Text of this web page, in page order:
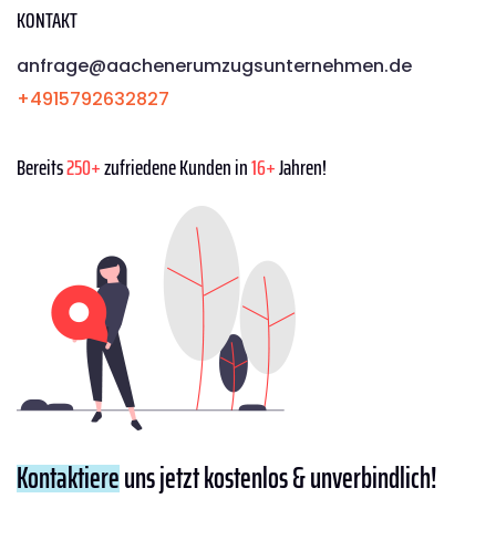
KONTAKT
anfrage@aachenerumzugsunternehmen.de
+4915792632827
Bereits250+zufriedene Kunden in16+Jahren!
Kontaktiereuns jetzt kostenlos & unverbindlich!